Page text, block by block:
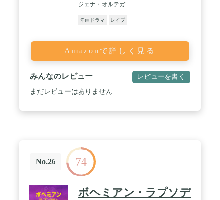
ジェナ・オルテガ
洋画ドラマ レイプ
Amazonで詳しく見る
みんなのレビュー レビューを書く
まだレビューはありません
No.26 74
ボヘミアン・ラプソデ